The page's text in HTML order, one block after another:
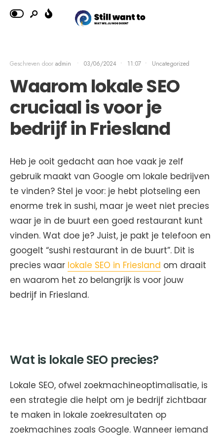
Geschreven door admin • 03/06/2024 • 11:07 • Uncategorized
Waarom lokale SEO
cruciaal is voor je
bedrijf in Friesland
Heb je ooit gedacht aan hoe vaak je zelf
gebruik maakt van Google om lokale bedrijven
te vinden? Stel je voor: je hebt plotseling een
enorme trek in sushi, maar je weet niet precies
waar je in de buurt een goed restaurant kunt
vinden. Wat doe je? Juist, je pakt je telefoon en
googelt “sushi restaurant in de buurt”. Dit is
precies waar lokale SEO in Friesland om draait
en waarom het zo belangrijk is voor jouw
bedrijf in Friesland.
Wat is lokale SEO precies?
Lokale SEO, ofwel zoekmachineoptimalisatie, is
een strategie die helpt om je bedrijf zichtbaar
te maken in lokale zoekresultaten op
zoekmachines zoals Google. Wanneer iemand